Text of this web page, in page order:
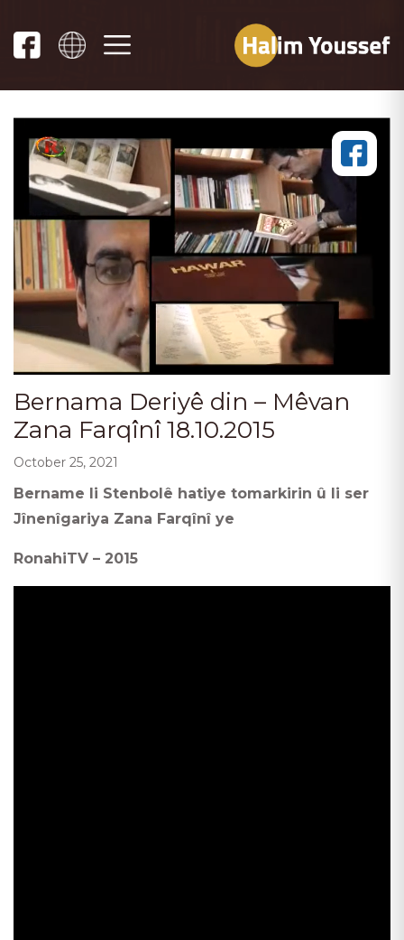
Bernama Deriyê din – Mêvan
Zana Farqînî 18.10.2015
October 25, 2021
Bername li Stenbolê hatiye tomarkirin û li ser
Jînenîgariya Zana Farqînî ye
RonahiTV – 2015